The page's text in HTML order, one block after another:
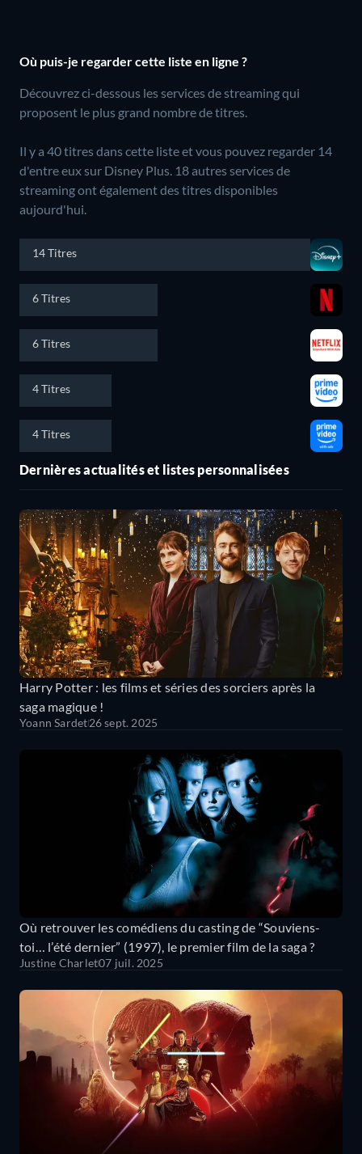
Où puis-je regarder cette liste en ligne ?
Découvrez ci-dessous les services de streaming qui
proposent le plus grand nombre de titres.
Il y a 40 titres dans cette liste et vous pouvez regarder 14
d'entre eux sur Disney Plus. 18 autres services de
streaming ont également des titres disponibles
aujourd'hui.
14 Titres
6 Titres
6 Titres
4 Titres
4 Titres
Dernières actualités et listes personnalisées
Harry Potter : les films et séries des sorciers après la
saga magique !
Yoann Sardet26 sept. 2025
Où retrouver les comédiens du casting de “Souviens-
toi… l’été dernier” (1997), le premier film de la saga ?
Justine Charlet07 juil. 2025